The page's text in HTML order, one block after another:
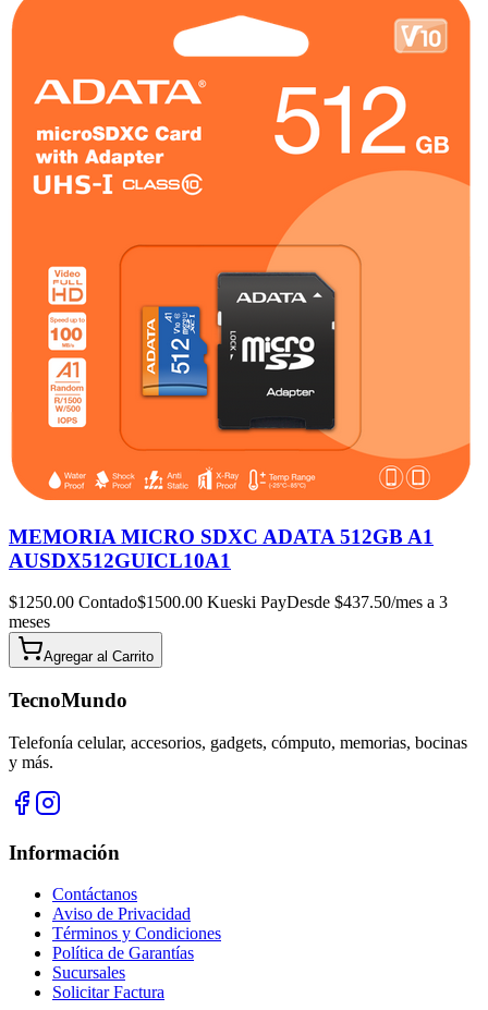
MEMORIA MICRO SDXC ADATA 512GB A1
AUSDX512GUICL10A1
$1250.00 Contado$1500.00 Kueski PayDesde $437.50/mes a 3
meses
Agregar al Carrito
TecnoMundo
Telefonía celular, accesorios, gadgets, cómputo, memorias, bocinas
y más.
Información
Contáctanos
Aviso de Privacidad
Términos y Condiciones
Política de Garantías
Sucursales
Solicitar Factura